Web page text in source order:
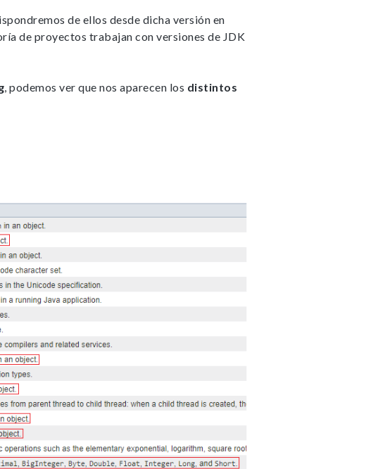
de ellos desde dicha versión en
de proyectos trabajan con versiones de JDK
, podemos ver que nos aparecen los distintos